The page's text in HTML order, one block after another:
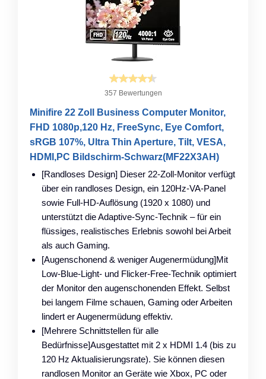
357 Bewertungen
Minifire 22 Zoll Business Computer Monitor,
FHD 1080p,120 Hz, FreeSync, Eye Comfort,
sRGB 107%, Ultra Thin Aperture, Tilt, VESA,
HDMI,PC Bildschirm-Schwarz(MF22X3AH)
[Randloses Design] Dieser 22-Zoll-Monitor verfügt
über ein randloses Design, ein 120Hz-VA-Panel
sowie Full-HD-Auflösung (1920 x 1080) und
unterstützt die Adaptive-Sync-Technik – für ein
flüssiges, realistisches Erlebnis sowohl bei Arbeit
als auch Gaming.
[Augenschonend & weniger Augenermüdung]Mit
Low-Blue-Light- und Flicker-Free-Technik optimiert
der Monitor den augenschonenden Effekt. Selbst
bei langem Filme schauen, Gaming oder Arbeiten
lindert er Augenermüdung effektiv.
[Mehrere Schnittstellen für alle
Bedürfnisse]Ausgestattet mit 2 x HDMI 1.4 (bis zu
120 Hz Aktualisierungsrate). Sie können diesen
randlosen Monitor an Geräte wie Xbox, PC oder